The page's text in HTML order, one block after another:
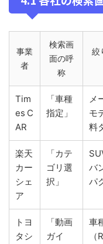
事業
者
検索画
面の呼
称
絞
Tim
es C
AR
「車種
指定」
メ
モ
料
楽天
カー
シェ
ア
「カテ
ゴリ選
択」
バ
パ
トヨ
タシ
「動画
ガイ
車